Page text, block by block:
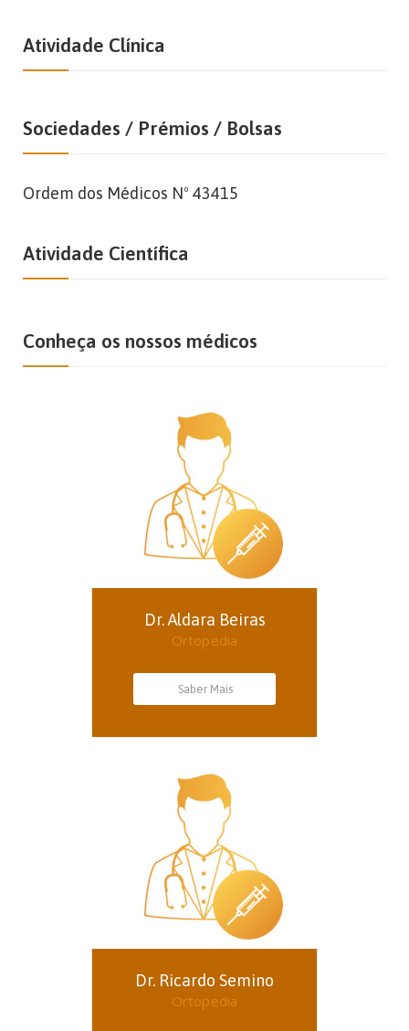
Atividade Clínica
Sociedades / Prémios / Bolsas
Ordem dos Médicos Nº 43415
Atividade Científica
Conheça os nossos médicos
Dr. Aldara Beiras
Ortopedia
Saber Mais
Dr. Ricardo Semino
Ortopedia